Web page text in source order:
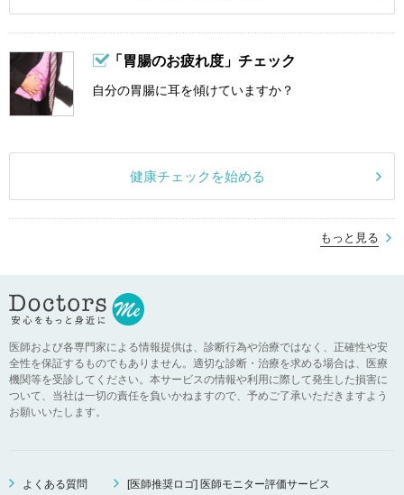
「胃腸のお疲れ度」チェック
自分の胃腸に耳を傾けていますか？
健康チェックを始める
もっと見る
医師および各専門家による情報提供は、診断行為や治療ではなく、正確性や安
全性を保証するものでもありません。適切な診断・治療を求める場合は、医療
機関等を受診してください。本サービスの情報や利用に際して発生した損害に
ついて、当社は一切の責任を負いかねますので、予めご了承いただきますよう
お願いいたします。
よくある質問 [医師推奨ロゴ] 医師モニター評価サービス